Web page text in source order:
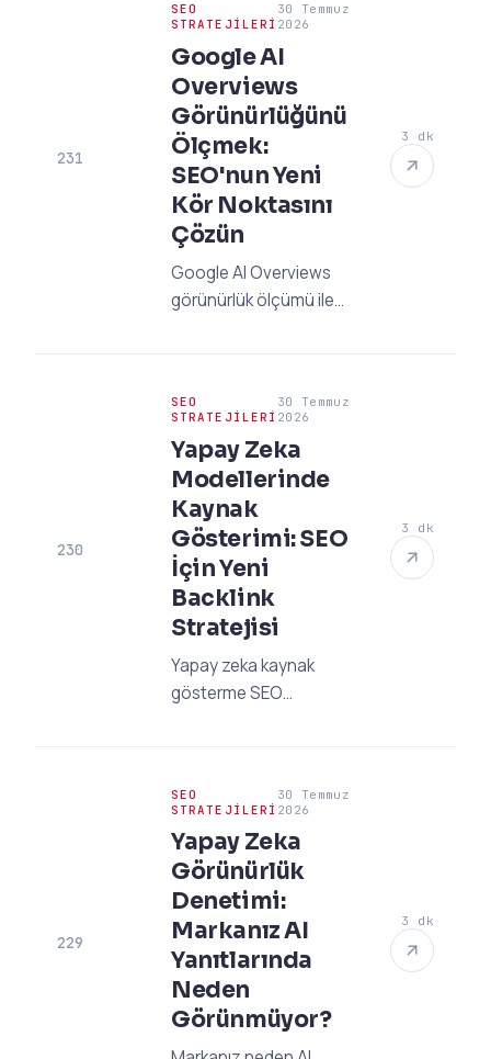
optimizasyonu ile AI
görünürlüğünüzü
artırmanın yol haritası.
231
SEO
STRATEJILERI
30 Temmuz
2026
Google AI
Overviews
Görünürlüğünü
Ölçmek:
SEO'nun Yeni
Kör Noktasını
Çözün
Google AI Overviews
görünürlük ölçümü ile
ötesine geçerek GEO
stratejilerini nasıl
kuracağınızı öğrenin.
3 dk
230
SEO
STRATEJILERI
30 Temmuz
2026
Yapay Zeka
Modellerinde
Kaynak
Gösterimi: SEO
İçin Yeni
Backlink
Stratejisi
Yapay zeka kaynak
gösterme SEO
GEO taktikleri ve AI atıf
takibiyle otoritenizi
yükseltin.
3 dk
229
SEO
STRATEJILERI
30 Temmuz
2026
Yapay Zeka
Görünürlük
Denetimi:
Markanız AI
Yanıtlarında
Neden
Görünmüyor?
3 dk